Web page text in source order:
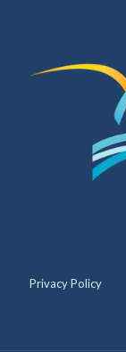
Privacy Policy